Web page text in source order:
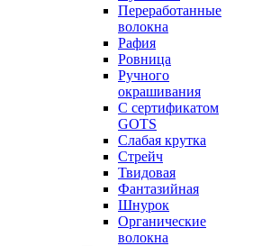
Переработанные
волокна
Рафия
Ровница
Ручного
окрашивания
С сертификатом
GOTS
Слабая крутка
Стрейч
Твидовая
Фантазийная
Шнурок
Органические
волокна